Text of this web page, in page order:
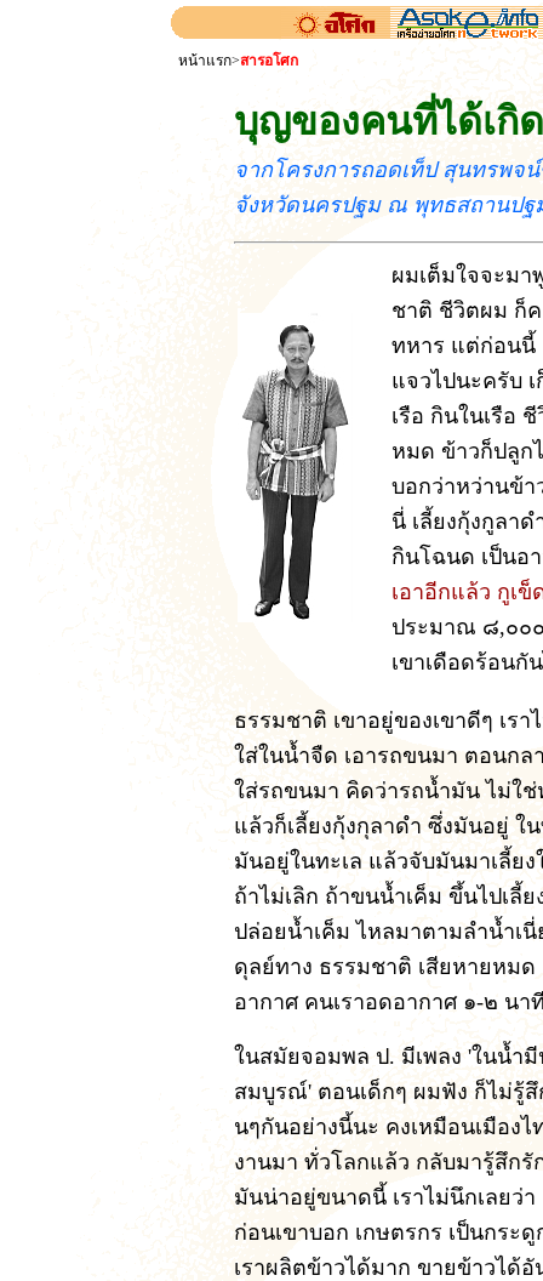
หน้าแรก>สารอโศก
บุญของคนที่ได้เกิ
จากโครงการถอดเท็ป สุนทรพจ
จังหวัดนครปฐม ณ พุทธสถานปฐ
ผมเต็มใจจะมา
ชาติ ชีวิตผม ก็
ทหาร แต่ก่อนนี้
แจวไปนะครับ
เรือ กินในเรือ
หมด ข้าวก็ปลูก
บอกว่าหว่านข้า
นี่ เลี้ยงกุ้งกูลา
กินโฉนด เป็นอ
เอาอีกแล้ว กูเข็
ประมาณ ๘,๐๐
เขาเดือดร้อนกั
ธรรมชาติ เขาอยู่ของเขาดีๆ เร
ใส่ในน้ำจืด เอารถขนมา ตอนก
ใส่รถขนมา คิดว่ารถน้ำมัน ไม่ใช่
แล้วก็เลี้ยงกุ้งกุลาดำ ซึ่งมันอยู่ ใ
มันอยู่ในทะเล แล้วจับมันมาเลี้ย
ถ้าไม่เลิก ถ้าขนน้ำเค็ม ขึ้นไปเลี้
ปล่อยน้ำเค็ม ไหลมาตามลำน้ำเ
ดุลย์ทาง ธรรมชาติ เสียหายหม
อากาศ คนเราอดอากาศ ๑-๒ น
ในสมัยจอมพล ป. มีเพลง 'ในน้ำ
สมบูรณ์' ตอนเด็กๆ ผมฟัง ก็ไม่รู้สึ
นๆกันอย่างนี้นะ คงเหมือนเมือง
งานมา ทั่วโลกแล้ว กลับมารู้สึกรั
มันน่าอยู่ขนาดนี้ เราไม่นึกเลย
ก่อนเขาบอก เกษตรกร เป็นกระ
เราผลิตข้าวได้มาก ขายข้าวได้